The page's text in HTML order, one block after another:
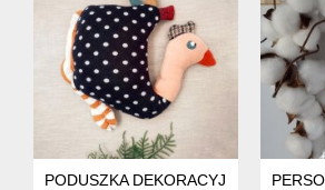
PODUSZKA DEKORACYJNA